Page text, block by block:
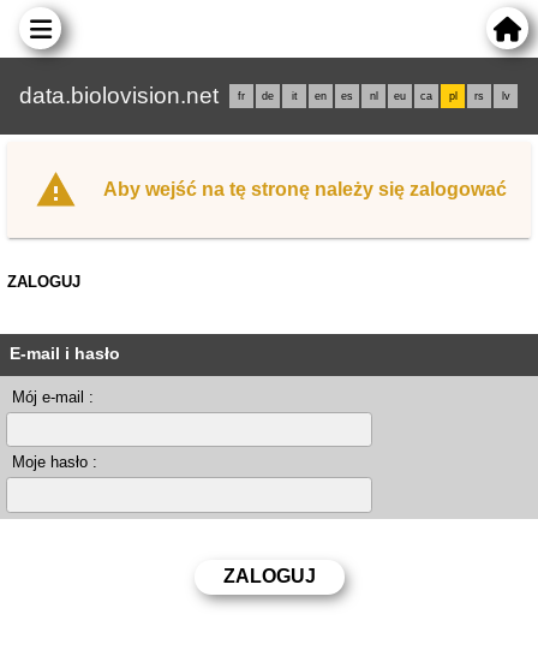
data.biolovision.net fr de it en es nl eu ca pl rs lv
Aby wejść na tę stronę należy się zalogować
ZALOGUJ
E-mail i hasło
Mój e-mail :
Moje hasło :